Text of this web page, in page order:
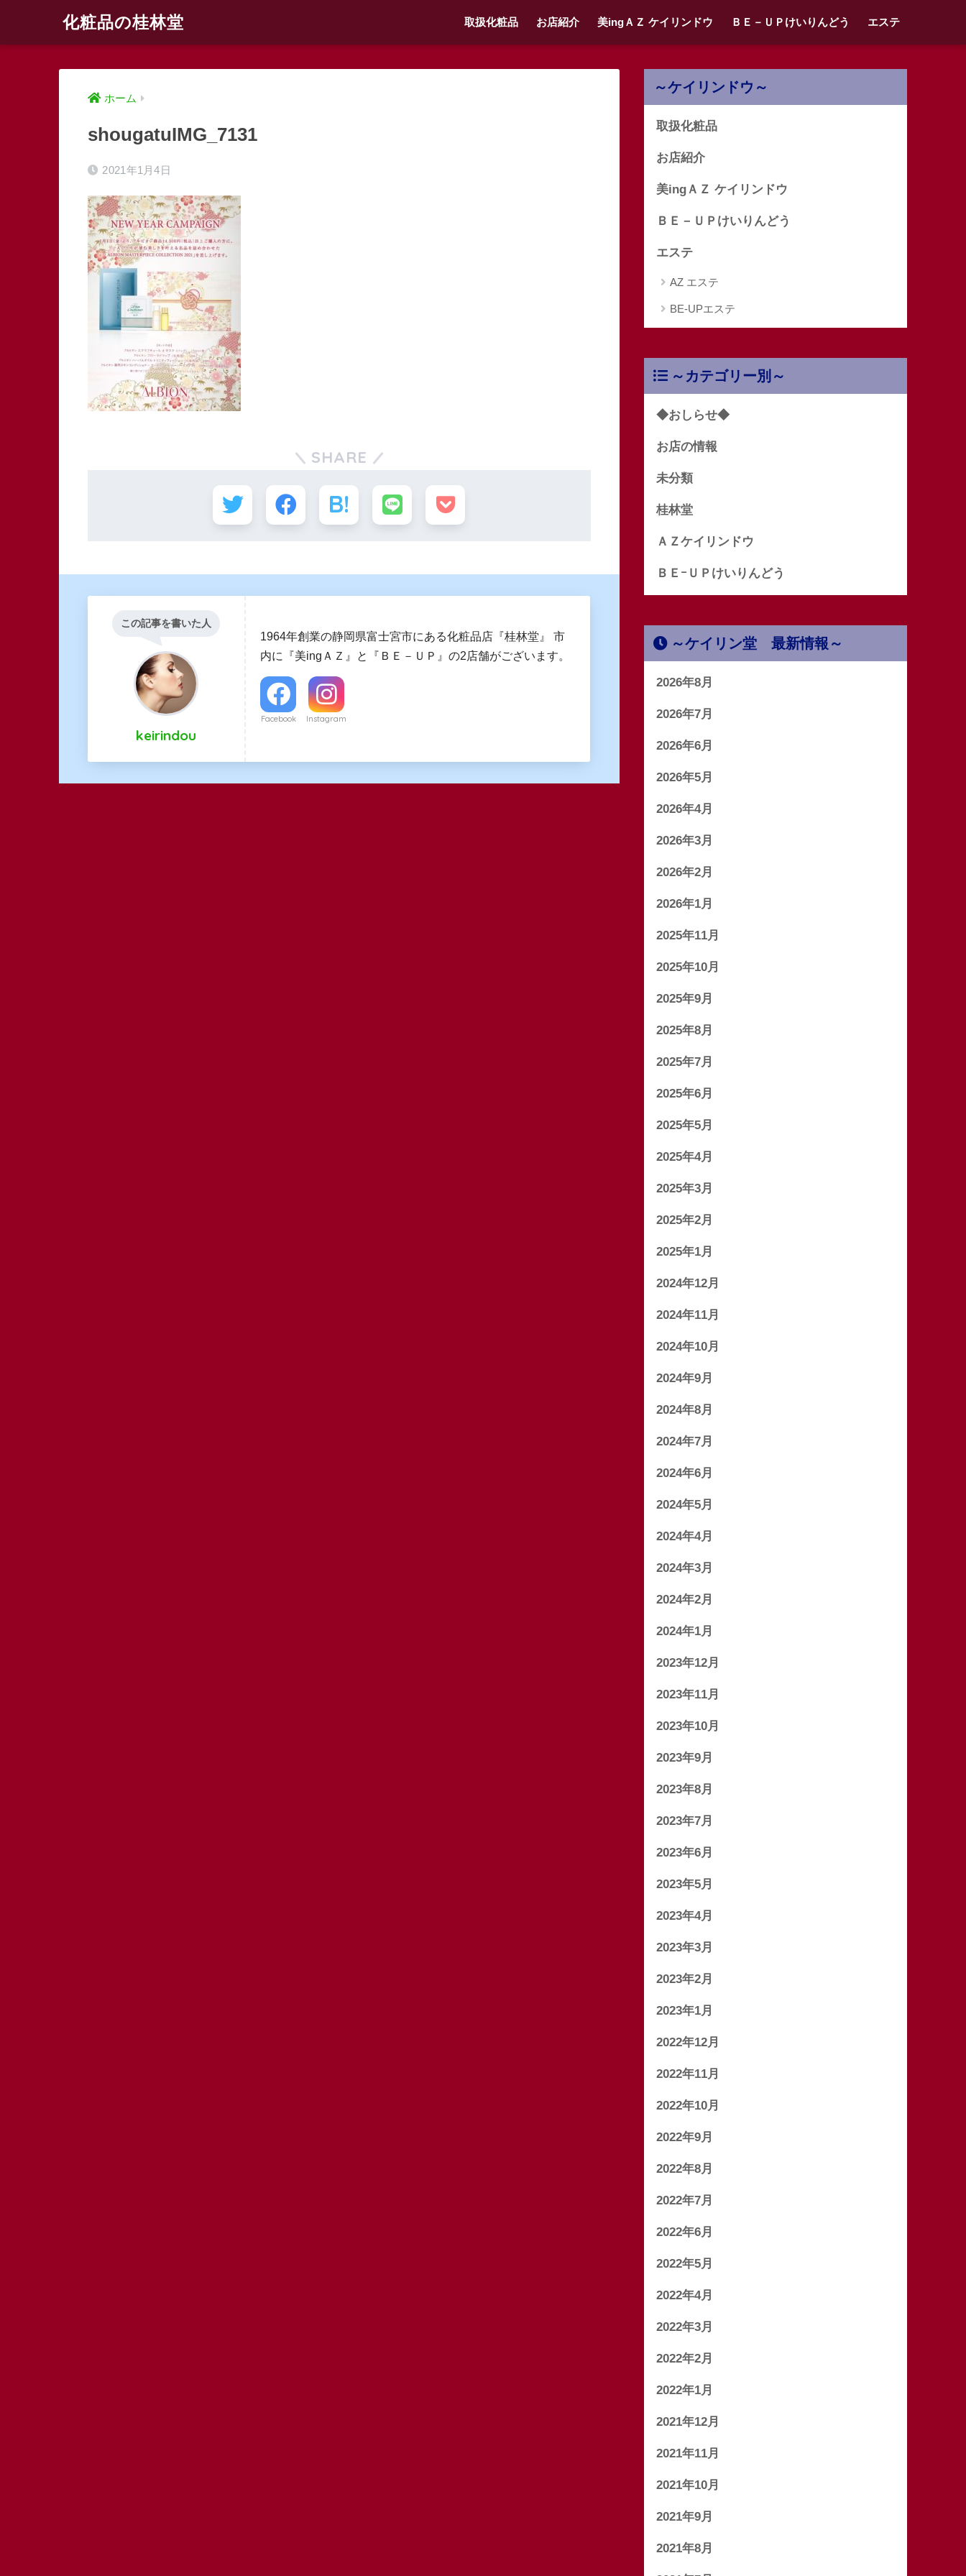
化粧品の桂林堂 取扱化粧品 お店紹介 美ingＡＺ ケイリンドウ ＢＥ－ＵＰけいりんどう エステ
ホーム
shougatuIMG_7131
2021年1月4日
SHARE
この記事を書いた人
keirindou
1964年創業の静岡県富士宮市にある化粧品店『桂林堂』 市
内に『美ingＡＺ』と『ＢＥ－ＵＰ』の2店舗がございます。
Facebook Instagram
～ケイリンドウ～
取扱化粧品
お店紹介
美ingＡＺ ケイリンドウ
ＢＥ－ＵＰけいりんどう
エステ
AZ エステ
BE-UPエステ
～カテゴリー別～
◆おしらせ◆
お店の情報
未分類
桂林堂
ＡＺケイリンドウ
ＢＥｰＵＰけいりんどう
～ケイリン堂 最新情報～
2026年8月
2026年7月
2026年6月
2026年5月
2026年4月
2026年3月
2026年2月
2026年1月
2025年11月
2025年10月
2025年9月
2025年8月
2025年7月
2025年6月
2025年5月
2025年4月
2025年3月
2025年2月
2025年1月
2024年12月
2024年11月
2024年10月
2024年9月
2024年8月
2024年7月
2024年6月
2024年5月
2024年4月
2024年3月
2024年2月
2024年1月
2023年12月
2023年11月
2023年10月
2023年9月
2023年8月
2023年7月
2023年6月
2023年5月
2023年4月
2023年3月
2023年2月
2023年1月
2022年12月
2022年11月
2022年10月
2022年9月
2022年8月
2022年7月
2022年6月
2022年5月
2022年4月
2022年3月
2022年2月
2022年1月
2021年12月
2021年11月
2021年10月
2021年9月
2021年8月